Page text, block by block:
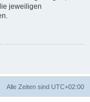
jeweiligen
Alle Zeiten sind UTC+02:00